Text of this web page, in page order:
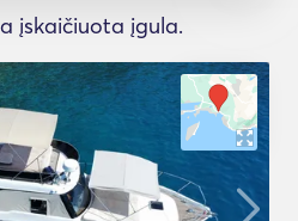
įskaičiuota įgula.